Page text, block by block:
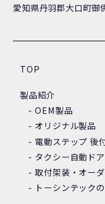
愛知県丹羽郡大口町御
TOP
製品紹介
OEM製品
オリジナル製品
電動ステップ 後
タクシー自動ド
取付架装・オー
トーシンテック